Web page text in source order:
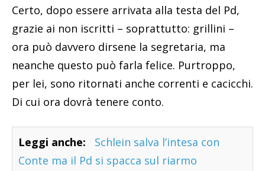
Certo, dopo essere arrivata alla testa del Pd,
grazie ai non iscritti – soprattutto: grillini –
ora può davvero dirsene la segretaria, ma
neanche questo può farla felice. Purtroppo,
per lei, sono ritornati anche correnti e cacicchi.
Di cui ora dovrà tenere conto.
Leggi anche:
Schlein salva l’intesa con
Conte ma il Pd si spacca sul riarmo